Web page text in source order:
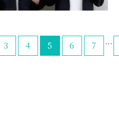
3 4 5 6 7 ...